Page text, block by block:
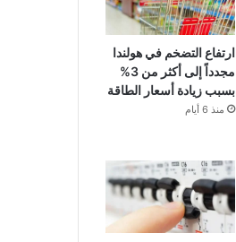
ارتفاع التضخم في هولندا
مجدداً إلى أكثر من 3%
بسبب زيادة أسعار الطاقة
منذ 6 أيام